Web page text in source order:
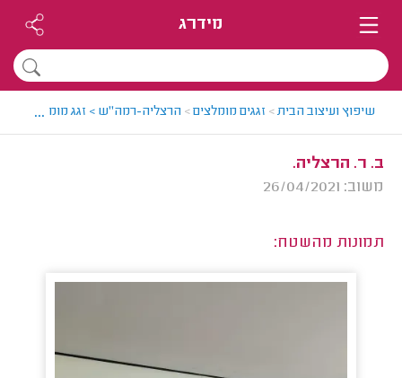
מידרג
שיפוץ ועיצוב הבית> זגגים מומלצים> הרצליה-רמה"ש > זגג מומלץ - עידו
...
ב. ר. הרצליה.
משוב: 26/04/2021
תמונות מהשטח: